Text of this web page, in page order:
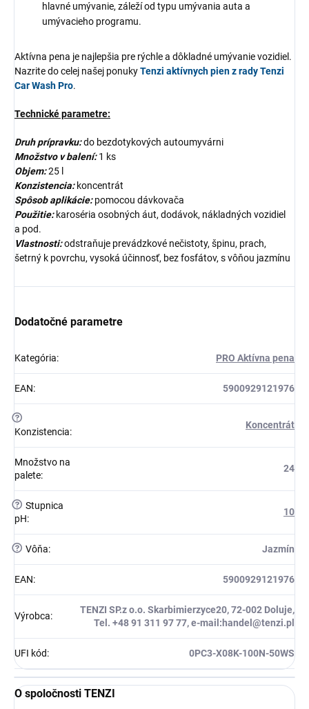
hlavné umývanie, záleží od typu umývania auta a
umývacieho programu.
Aktívna pena je najlepšia pre rýchle a dôkladné umývanie vozidiel.
Nazrite do celej našej ponukyTenzi aktívnych pien z rady Tenzi
Car Wash Pro.
Technické parametre:
Druh prípravku:do bezdotykových autoumyvárni
Množstvo v balení:1 ks
Objem:25 l
Konzistencia: koncentrát
Spôsob aplikácie:pomocou dávkovača
Použitie: karoséria osobných áut, dodávok, nákladných vozidiel
a pod.
Vlastnosti:odstraňuje prevádzkové nečistoty, špinu, prach,
šetrný k povrchu, vysoká účinnosť, bez fosfátov, s vôňou jazmínu
Dodatočné parametre
Kategória: PRO Aktívna pena
EAN: 5900929121976
?
Konzistencia:
Koncentrát
Množstvo na
palete:
24
? Stupnica
pH:
10
? Vôňa: Jazmín
EAN: 5900929121976
Výrobca:
TENZI SP.z o.o. Skarbimierzyce20, 72-002 Doluje,
Tel. +48 91 311 97 77, e-mail:handel@tenzi.pl
UFI kód: 0PC3-X08K-100N-50WS
O spoločnosti TENZI